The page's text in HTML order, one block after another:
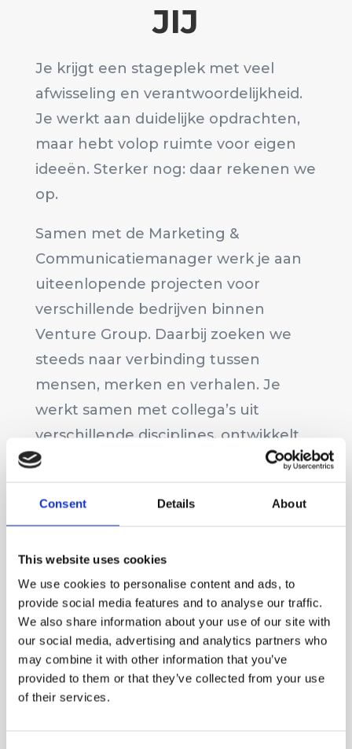
Consent Details About
This website uses cookies
We use cookies to personalise content and ads, to
provide social media features and to analyse our traffic.
We also share information about your use of our site with
our social media, advertising and analytics partners who
may combine it with other information that you’ve
provided to them or that they’ve collected from your use
of their services.
JIJ
Je krijgt een stageplek met veel
afwisseling en verantwoordelijkheid.
Je werkt aan duidelijke opdrachten,
maar hebt volop ruimte voor eigen
ideeën. Sterker nog: daar rekenen we
op.
Samen met de Marketing &
Communicatiemanager werk je aan
uiteenlopende projecten voor
verschillende bedrijven binnen
Venture Group. Daarbij zoeken we
steeds naar verbinding tussen
mensen, merken en verhalen. Je
werkt samen met collega’s uit
verschillende disciplines, ontwikkelt
plannen, wisselt kennis uit en spart
vak, maar ook de organisatie goed
De werkzaamheden zijn verdeeld
over de verschillende bedrijven en
ondergebracht in duidelijke
projecten, met daarnaast altijd ruimte
voor ad-hoc werkzaamheden.